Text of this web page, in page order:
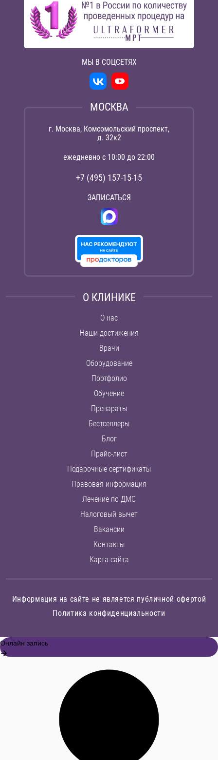
МЫ В СОЦСЕТЯХ
МОСКВА
г. Москва, Комсомольский проспект,
д. 32к2
ежедневно с 10:00 до 22:00
+7 (495) 157-15-15
ЗАПИСАТЬСЯ
О КЛИНИКЕ
О нас
Наши достижения
Врачи
Оборудование
Портфолио
Обучение
Препараты
Бестселлеры
Блог
Прайс-лист
Подарочные сертификаты
Правовая информация
Лечение по ДМС
Налоговый вычет
Вакансии
Контакты
Карта сайта
Информация на сайте не является публичной офертой
Политика конфиденциальности